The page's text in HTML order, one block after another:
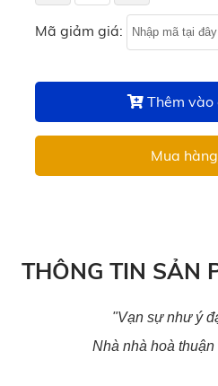
Mã giảm giá:
Thêm vào
Mua
THÔNG TIN SẢN
"Vạn sự như ý
Nhà nhà hoà